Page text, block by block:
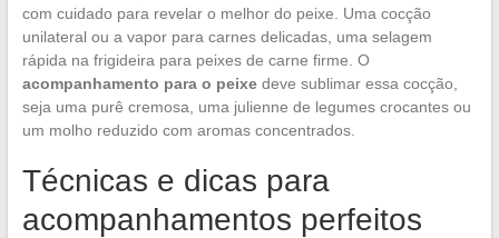
com cuidado para revelar o melhor do peixe. Uma cocção
unilateral ou a vapor para carnes delicadas, uma selagem
rápida na frigideira para peixes de carne firme. O
acompanhamento para o peixedeve sublimar essa cocção,
seja uma purê cremosa, uma julienne de legumes crocantes ou
um molho reduzido com aromas concentrados.
Técnicas e dicas para
acompanhamentos perfeitos